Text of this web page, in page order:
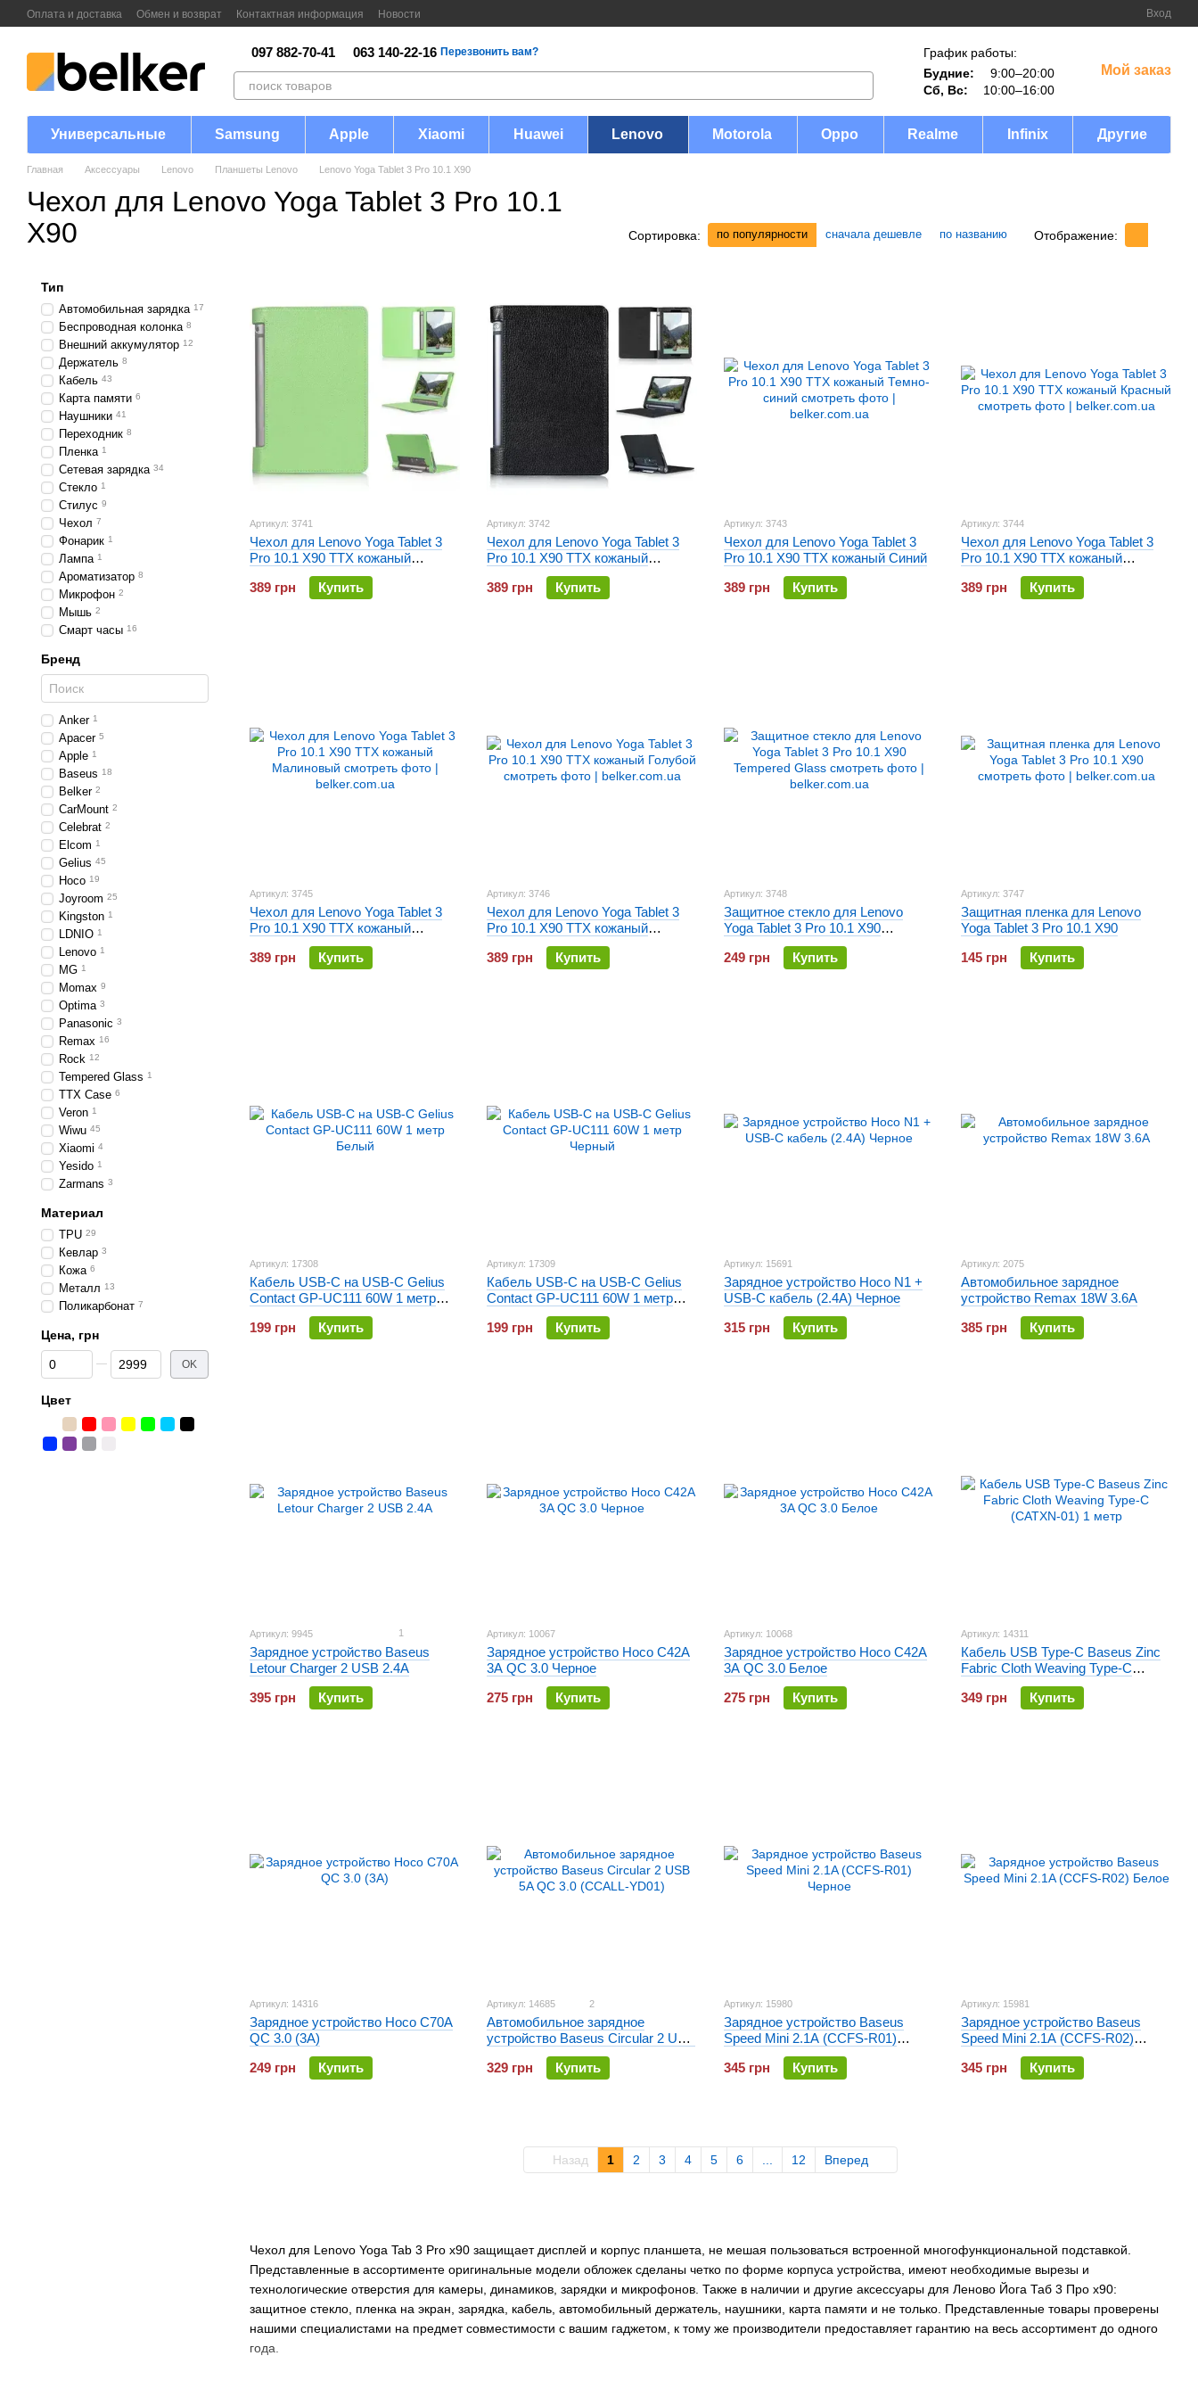
Перейти к основному контенту
Оплата и доставка Обмен и возврат Контактная информация Новости Вход
097 882-70-41 063 140-22-16 Перезвонить вам?
График работы:
Будние:
9:00–20:00
Сб, Вс:
10:00–16:00
Мой заказ
Универсальные Samsung Apple Xiaomi Huawei Lenovo Motorola Oppo Realme Infinix Другие
Главная Аксессуары Lenovo Планшеты Lenovo Lenovo Yoga Tablet 3 Pro 10.1 X90
Чехол для Lenovo Yoga Tablet 3 Pro 10.1
X90
Сортировка: по популярности сначала дешевле по названию Отображение:
Чехол для Lenovo Yoga Tab 3 Pro x90 защищает дисплей и корпус планшета, не мешая пользоваться встроенной многофункциональной подставкой.
Представленные в ассортименте оригинальные модели обложек сделаны четко по форме корпуса устройства, имеют необходимые вырезы и
технологические отверстия для камеры, динамиков, зарядки и микрофонов. Также в наличии и другие аксессуары для Леново Йога Таб 3 Про х90:
защитное стекло, пленка на экран, зарядка, кабель, автомобильный держатель, наушники, карта памяти и не только. Представленные товары проверены
нашими специалистами на предмет совместимости с вашим гаджетом, к тому же производители предоставляет гарантию на весь ассортимент до одного
года.
Артикул: 3741
Чехол для Lenovo Yoga Tablet 3
Pro 10.1 X90 TTX кожаный
389 грн
Купить
Артикул: 3742
Чехол для Lenovo Yoga Tablet 3
Pro 10.1 X90 TTX кожаный
389 грн
Купить
Артикул: 3743
Чехол для Lenovo Yoga Tablet 3
Pro 10.1 X90 TTX кожаный Синий
389 грн
Купить
Артикул: 3744
Чехол для Lenovo Yoga Tablet 3
Pro 10.1 X90 TTX кожаный
389 грн
Купить
Артикул: 3745
Чехол для Lenovo Yoga Tablet 3
Pro 10.1 X90 TTX кожаный
Малиновый
389 грн
Купить
Артикул: 3746
Чехол для Lenovo Yoga Tablet 3
Pro 10.1 X90 TTX кожаный
389 грн
Купить
Артикул: 3748
Защитное стекло для Lenovo
Yoga Tablet 3 Pro 10.1 X90
Tempered Glass
249 грн
Купить
Артикул: 3747
Защитная пленка для Lenovo
Yoga Tablet 3 Pro 10.1 X90
145 грн
Купить
Артикул: 17308
Кабель USB-C на USB-C Gelius
Contact GP-UC111 60W 1 метр
199 грн
Купить
Артикул: 17309
Кабель USB-C на USB-C Gelius
Contact GP-UC111 60W 1 метр
199 грн
Купить
Артикул: 15691
Зарядное устройство Hoco N1 +
USB-C кабель (2.4A) Черное
315 грн
Купить
Артикул: 2075
Автомобильное зарядное
устройство Remax 18W 3.6A
385 грн
Купить
Артикул: 9945 1
Зарядное устройство Baseus
Letour Charger 2 USB 2.4A
395 грн
Купить
Артикул: 10067
Зарядное устройство Hoco C42A
3A QC 3.0 Черное
275 грн
Купить
Артикул: 10068
Зарядное устройство Hoco C42A
3A QC 3.0 Белое
275 грн
Купить
Артикул: 14311
Кабель USB Type-C Baseus Zinc
Fabric Cloth Weaving Type-C
(CATXN-01) 1 метр
349 грн
Купить
Артикул: 14316
Зарядное устройство Hoco C70A
QC 3.0 (3A)
249 грн
Купить
Артикул: 14685 2
Автомобильное зарядное
устройство Baseus Circular 2 USB
5A QC 3.0 (CCALL-YD01)
329 грн
Купить
Артикул: 15980
Зарядное устройство Baseus
Speed Mini 2.1A (CCFS-R01)
345 грн
Купить
Артикул: 15981
Зарядное устройство Baseus
Speed Mini 2.1A (CCFS-R02)
345 грн
Купить
Назад 1 2 3 4 5 6 12 Вперед
Тип
Автомобильная зарядка 17
Беспроводная колонка 8
Внешний аккумулятор 12
Держатель 8
Кабель 43
Карта памяти 6
Наушники 41
Переходник 8
Пленка 1
Сетевая зарядка 34
Стекло 1
Стилус 9
Чехол 7
Фонарик 1
Лампа 1
Ароматизатор 8
Микрофон 2
Мышь 2
Смарт часы 16
Бренд
Anker 1
Apacer 5
Apple 1
Baseus 18
Belker 2
CarMount 2
Celebrat 2
Elcom 1
Gelius 45
Hoco 19
Joyroom 25
Kingston 1
LDNIO 1
Lenovo 1
MG 1
Momax 9
Optima 3
Panasonic 3
Remax 16
Rock 12
Tempered Glass 1
TTX Case 6
Veron 1
Wiwu 45
Xiaomi 4
Yesido 1
Zarmans 3
Материал
TPU 29
Кевлар 3
Кожа 6
Металл 13
Поликарбонат 7
Цена, грн
От Цена, грн
До Цена, грн OK
Цвет